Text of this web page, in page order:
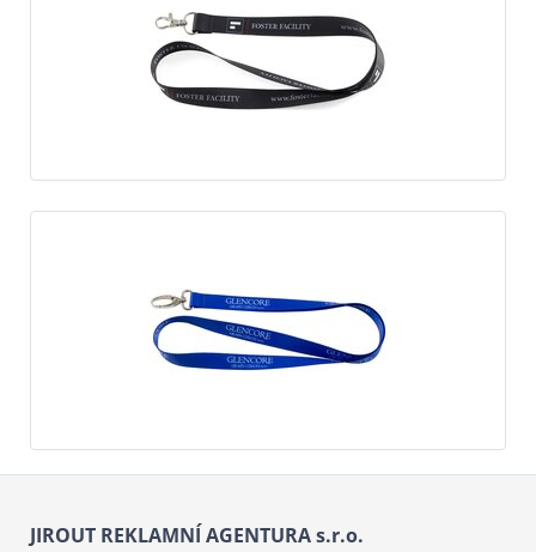
JIROUT REKLAMNÍ AGENTURA s.r.o.